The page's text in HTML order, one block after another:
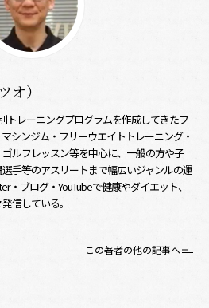
オ）
トレーニングプログラムを作成してきたフ
シンジム・フリーウエイトトレーニング・
ルフレッスン等を中心に、一般の方や子
手等のアスリートまで幅広いジャンルの運
・ブログ・YouTubeで健康やダイエット、
信している。
この著者の他の記事へ